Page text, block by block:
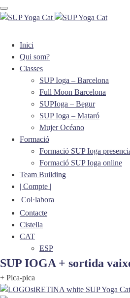
Toggle navigation
Inici
Qui som?
Classes
SUP Ioga – Barcelona
Full Moon Barcelona
SUPIoga – Begur
SUP Ioga – Mataró
Mujer Océano
Formació
Formació SUP Ioga
Formació SUP Ioga online
Team Building
| Compte |
Col·labora
Contacte
Cistella
CAT
ESP
SUP IOGA + sortida
+ Pica-pica